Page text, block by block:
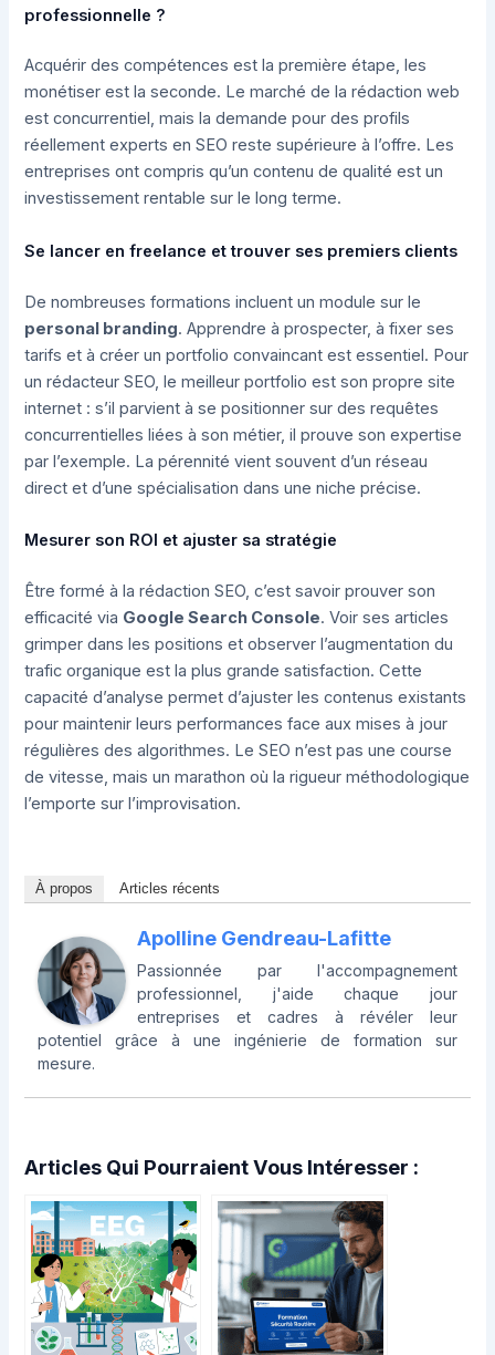
professionnelle ?
Acquérir des compétences est la première étape, les
monétiser est la seconde. Le marché de la rédaction web
est concurrentiel, mais la demande pour des profils
réellement experts en SEO reste supérieure à l’offre. Les
entreprises ont compris qu’un contenu de qualité est un
investissement rentable sur le long terme.
Se lancer en freelance et trouver ses premiers clients
De nombreuses formations incluent un module sur le
personal branding. Apprendre à prospecter, à fixer ses
tarifs et à créer un portfolio convaincant est essentiel. Pour
un rédacteur SEO, le meilleur portfolio est son propre site
internet : s’il parvient à se positionner sur des requêtes
concurrentielles liées à son métier, il prouve son expertise
par l’exemple. La pérennité vient souvent d’un réseau
direct et d’une spécialisation dans une niche précise.
Mesurer son ROI et ajuster sa stratégie
Être formé à la rédaction SEO, c’est savoir prouver son
efficacité via Google Search Console. Voir ses articles
grimper dans les positions et observer l’augmentation du
trafic organique est la plus grande satisfaction. Cette
capacité d’analyse permet d’ajuster les contenus existants
pour maintenir leurs performances face aux mises à jour
régulières des algorithmes. Le SEO n’est pas une course
de vitesse, mais un marathon où la rigueur méthodologique
l’emporte sur l’improvisation.
À propos Articles récents
Apolline Gendreau-Lafitte
Passionnée par l'accompagnement
professionnel, j'aide chaque jour
entreprises et cadres à révéler leur
potentiel grâce à une ingénierie de formation sur
mesure.
Articles Qui Pourraient Vous Intéresser :